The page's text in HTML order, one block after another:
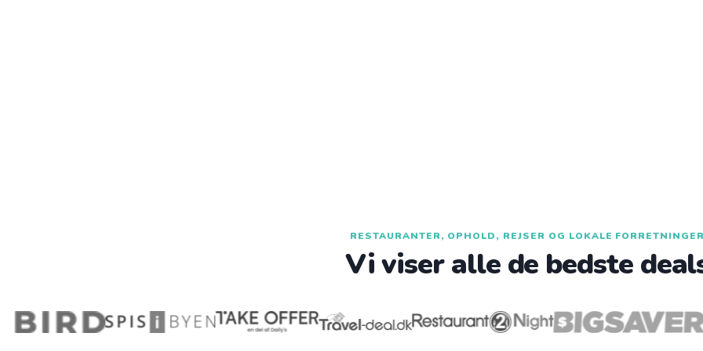
RESTAURANTER, OPHOLD, REJSER OG LOKALE
Vi viser alle de bedste